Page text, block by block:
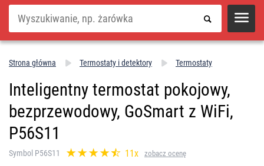
Szukaj
Strona główna Termostaty i detektory Termostaty
Inteligentny termostat pokojowy,
bezprzewodowy, GoSmart z WiFi,
P56S11
Symbol P56S11 11x zobacz ocenę